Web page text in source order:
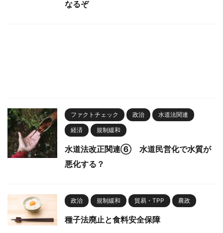
なるぞ
ファクトチェック 政治 水道法関連
経済 規制緩和
水道法改正関連⑥ 水道民営化で水質が
悪化する？
政治 規制緩和 貿易・TPP 農政
種子法廃止と食料安全保障